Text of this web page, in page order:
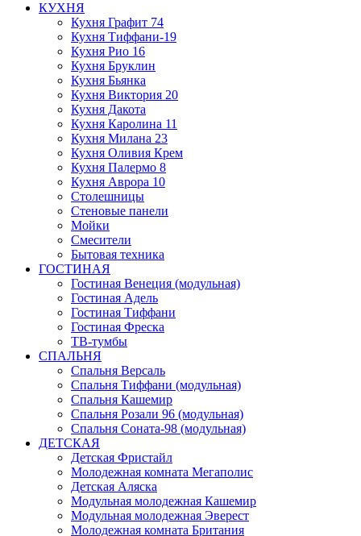
КУХНЯ
Кухня Графит 74
Кухня Тиффани-19
Кухня Рио 16
Кухня Бруклин
Кухня Бьянка
Кухня Виктория 20
Кухня Дакота
Кухня Каролина 11
Кухня Милана 23
Кухня Оливия Крем
Кухня Палермо 8
Кухня Аврора 10
Столешницы
Стеновые панели
Мойки
Смесители
Бытовая техника
ГОСТИНАЯ
Гостиная Венеция (модульная)
Гостиная Адель
Гостиная Тиффани
Гостиная Фреска
ТВ-тумбы
СПАЛЬНЯ
Спальня Версаль
Спальня Тиффани (модульная)
Спальня Кашемир
Спальня Розали 96 (модульная)
Спальня Соната-98 (модульная)
ДЕТСКАЯ
Детская Фристайл
Молодежная комната Мегаполис
Детская Аляска
Модульная молодежная Кашемир
Модульная молодежная Эверест
Молодежная комната Британия